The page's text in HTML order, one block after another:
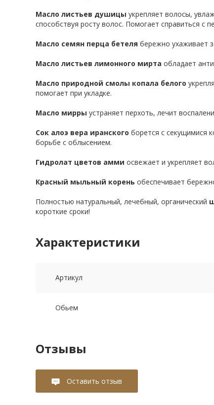
Масло листьев душицы укрепляет волосы,
способствуя росту волос. Помогает справиться с
Масло семян перца бетеля бережно ухаживает
Масло листьев лимонного мирта обладает
Масло природной смолы копала белого
помогает при укладке.
Масло мирры устраняет перхоть, лечит
Сок алоэ вера иранского борется с секущимися
борьбе с облысением.
Гидролат цветов амми освежает и укрепляет
Красный мыльный корень обеспечивает
Полностью натуральный, лечебный, органический
короткие сроки!
Характеристики
Артикул
Обьем
Отзывы
Оставить отзыв